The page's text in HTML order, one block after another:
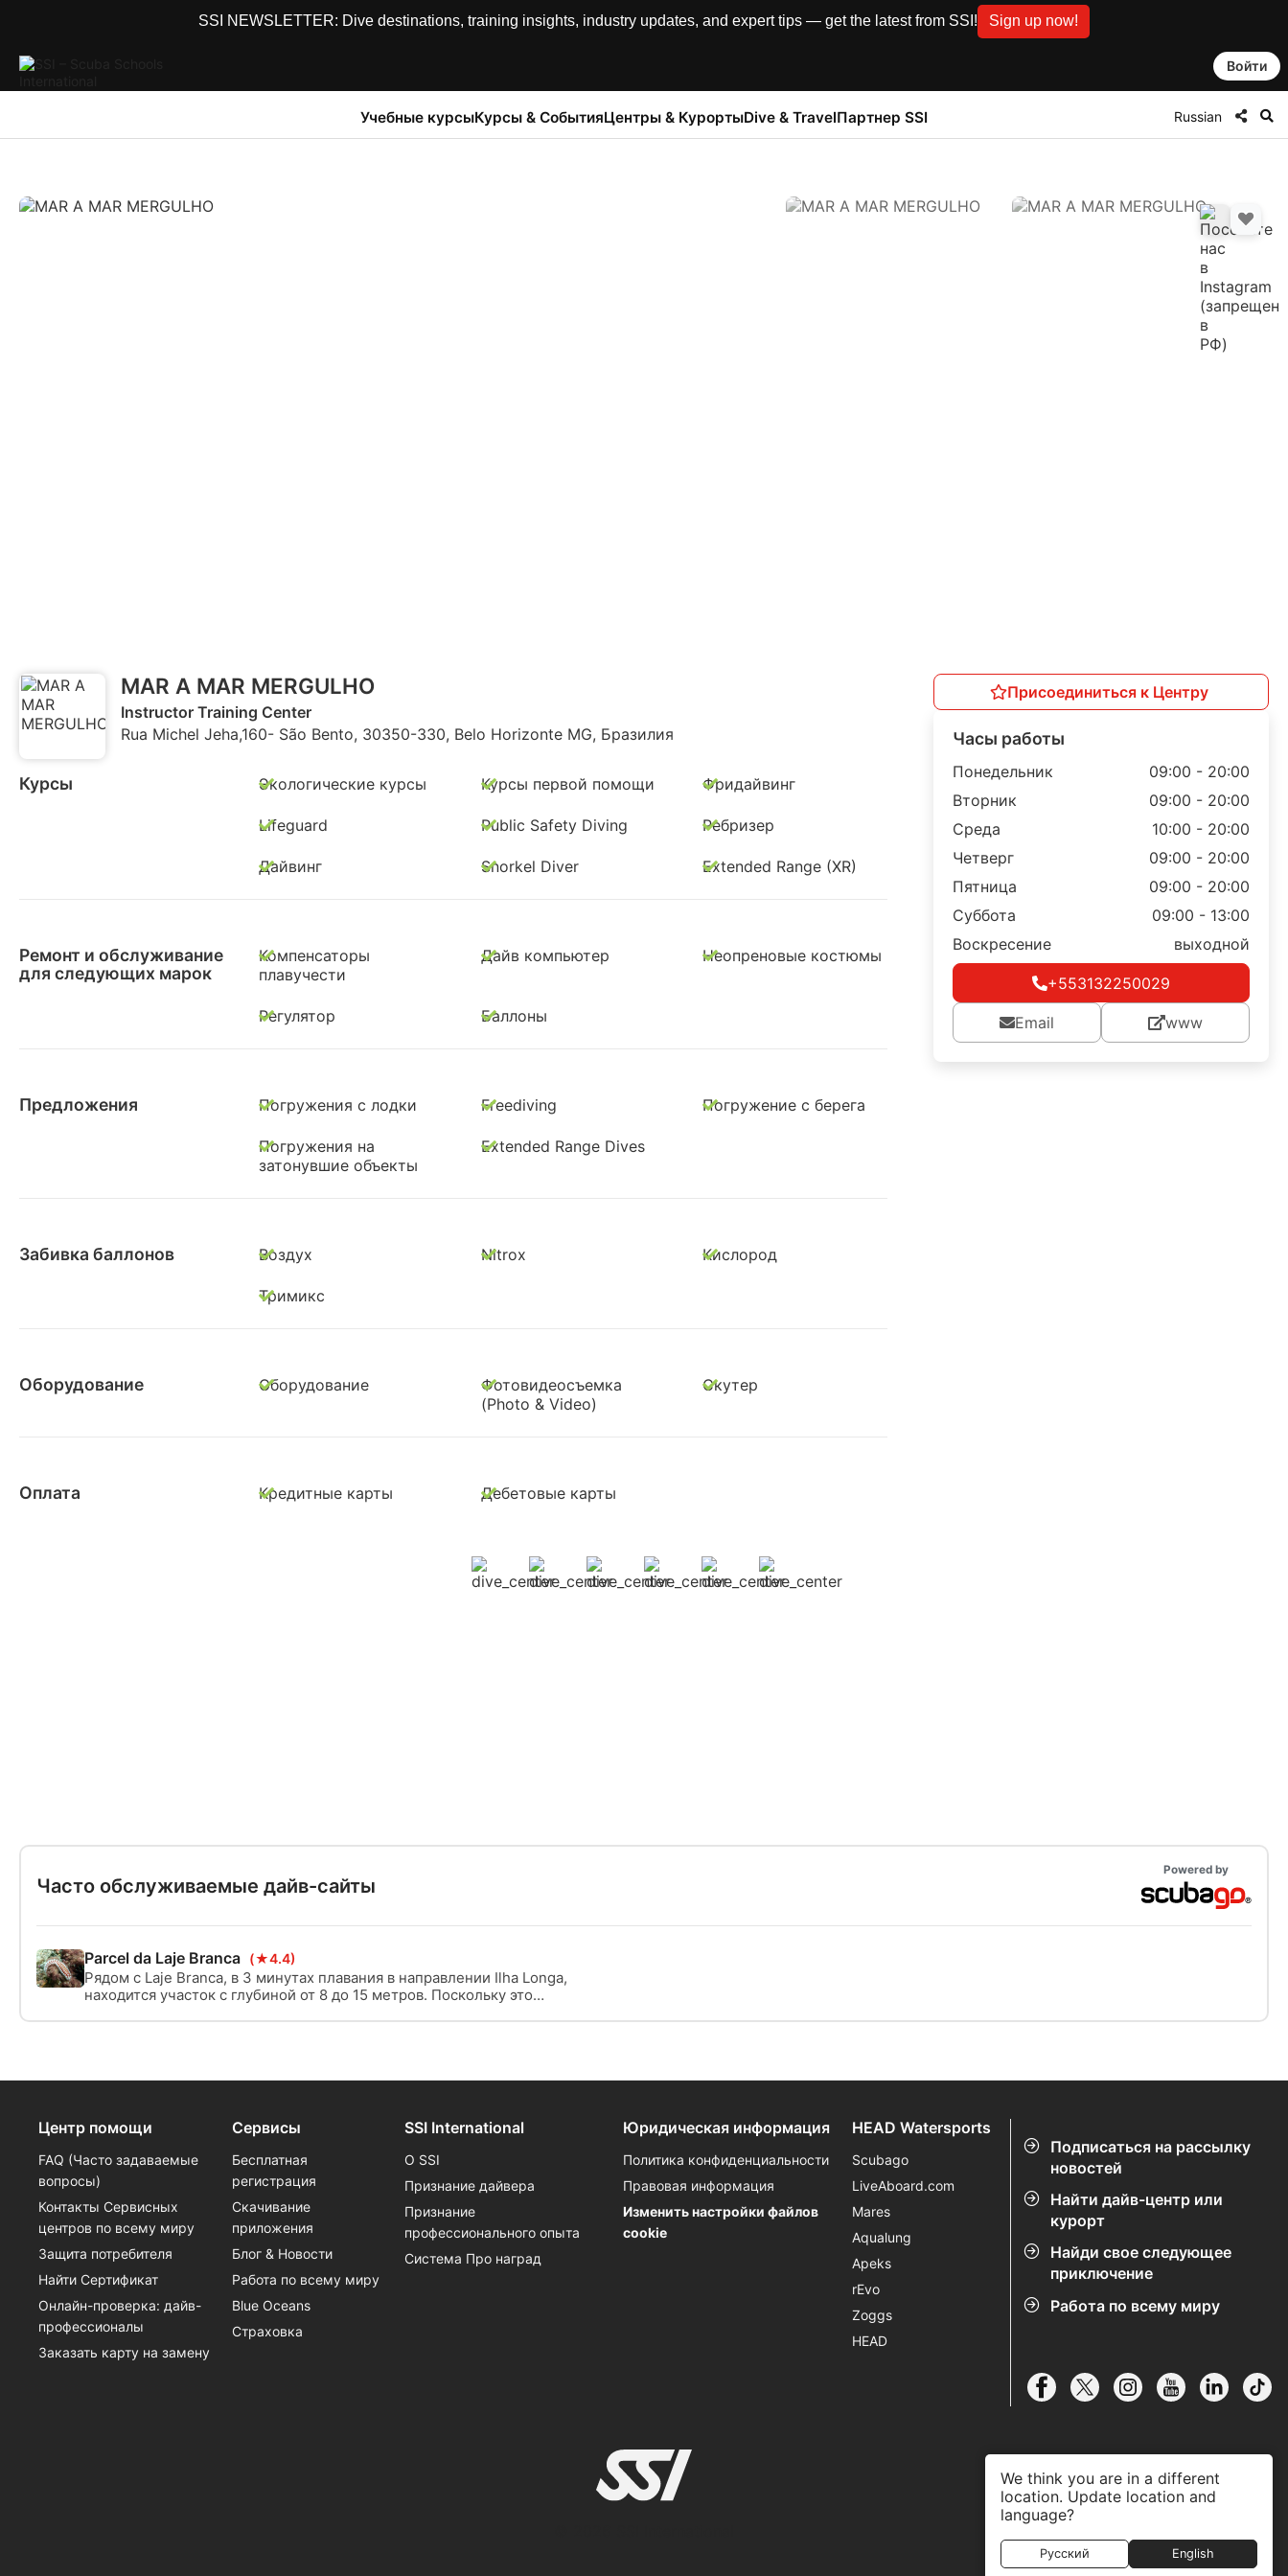
SSI NEWSLETTER: Dive destinations, training insights, industry updates, and expert tips — get the latest from SSI! Sign up now!
Войти
Учебные курсыКурсы & СобытияЦентры & КурортыDive & TravelПартнер SSI Russian
MAR A MAR MERGULHO
Instructor Training Center
Rua Michel Jeha,160- São Bento, 30350-330, Belo Horizonte MG, Бразилия
Курсы Экологические курсы Курсы первой помощи Фридайвинг
Lifeguard Public Safety Diving Ребризер
Дайвинг Snorkel Diver Extended Range (XR)
Ремонт и обслуживание
для следующих марок
Компенсаторы
плавучести
Дайв компьютер Неопреновые костюмы
Регулятор Баллоны
Предложения Погружения с лодки Freediving Погружение с берега
Погружения на
затонувшие объекты
Extended Range Dives
Забивка баллонов Воздух Nitrox Кислород
Тримикс
Оборудование Оборудование
Фотовидеосъемка
(Photo & Video)
Скутер
Оплата Кредитные карты Дебетовые карты
Присоединиться к Центру
Часы работы
Понедельник
09:00 - 20:00
Вторник
09:00 - 20:00
Среда
10:00 - 20:00
Четверг
09:00 - 20:00
Пятница
09:00 - 20:00
Суббота
09:00 - 13:00
Воскресение
выходной
+553132250029
Email www
Часто обслуживаемые дайв-сайты
Powered by
Parcel da Laje Branca (★4.4)
Рядом с Laje Branca, в 3 минутах плавания в направлении Ilha Longa,
находится участок с глубиной от 8 до 15 метров. Поскольку это
Подписаться на рассылку
новостей
Найти дайв-центр или
курорт
Найди свое следующее
приключение
Работа по всему миру
Центр помощи
FAQ (Часто задаваемые
вопросы)
Контакты Сервисных
центров по всему миру
Защита потребителя
Найти Сертификат
Онлайн-проверка: дайв-
профессионалы
Заказать карту на замену
Сервисы
Бесплатная
регистрация
Скачивание
приложения
Блог & Новости
Работа по всему миру
Blue Oceans
Страховка
SSI International
О SSI
Признание дайвера
Признание
профессионального опыта
Система Про наград
Юридическая информация
Политика конфиденциальности
Правовая информация
Изменить настройки файлов
cookie
HEAD Watersports
Scubago
LiveAboard.com
Mares
Aqualung
Apeks
rEvo
Zoggs
HEAD
We think you are in a different
location. Update location and
language?
Русский English